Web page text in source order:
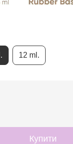
12 ml.
Купити